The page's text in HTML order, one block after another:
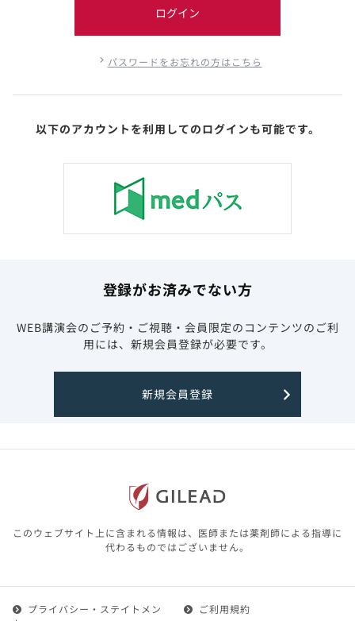
ログイン
パスワードをお忘れの方はこちら
以下のアカウントを利用してのログインも可能です。
登録がお済みでない方
WEB講演会のご予約・ご視聴・会員限定のコンテンツのご利
用には、新規会員登録が必要です。
新規会員登録
このウェブサイト上に含まれる情報は、医師または薬剤師による指導に
代わるものではございません。
プライバシー・ステイトメン
ご利用規約